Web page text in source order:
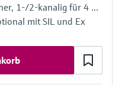
1-/2-kanalig für 4 ...
mit SIL und Ex